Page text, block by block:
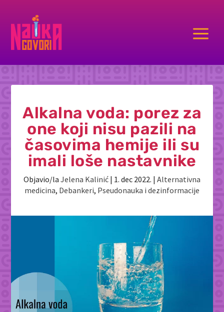
a
Alkalna voda: porez za
one koji nisu pazili na
časovima hemije ili su
imali loše nastavnike
Objavio/la Jelena Kalinić | 1. dec 2022. | Alternativna
medicina, Debankeri, Pseudonauka i dezinformacije